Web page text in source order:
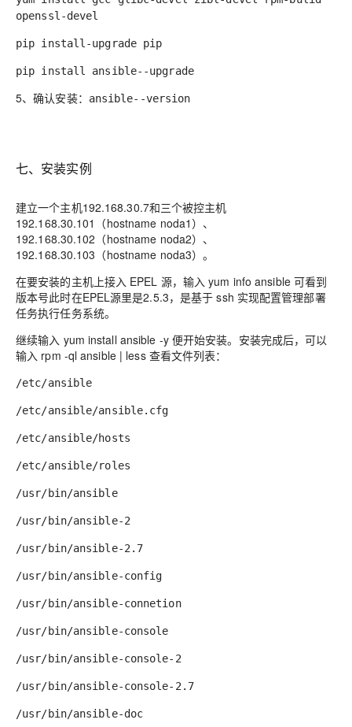
openssl-devel
pip install-upgrade pip
pip install ansible--upgrade
5、确认安装： ansible--version
七、安装实例
建立一个主机192.168.30.7和三个被控主机
192.168.30.101（hostname noda1）、
192.168.30.102（hostname noda2）、
192.168.30.103（hostname noda3）。
在要安装的主机上接入 EPEL 源，输入yum info ansible 可看到
版本号此时在EPEL源里是2.5.3，是基于 ssh 实现配置管理部署
任务执行任务系统。
继续输入 yum install ansible -y 便开始安装。安装完成后，可以
输入 rpm -ql ansible | less 查看文件列表：
/etc/ansible
/etc/ansible/ansible.cfg
/etc/ansible/hosts
/etc/ansible/roles
/usr/bin/ansible
/usr/bin/ansible-2
/usr/bin/ansible-2.7
/usr/bin/ansible-config
/usr/bin/ansible-connetion
/usr/bin/ansible-console
/usr/bin/ansible-console-2
/usr/bin/ansible-console-2.7
/usr/bin/ansible-doc